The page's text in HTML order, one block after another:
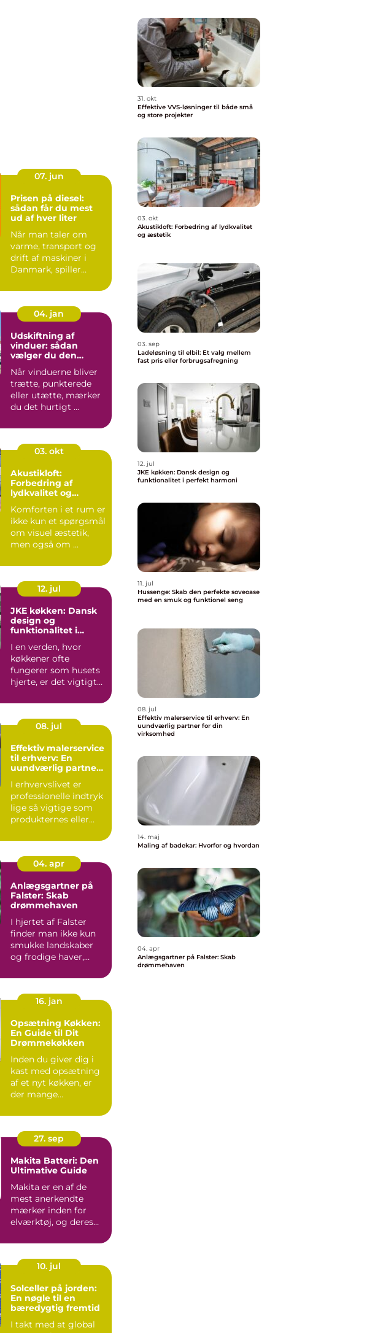
07. jun
Prisen på diesel:
sådan får du mest
ud af hver liter
Når man taler om
varme, transport og
drift af maskiner i
Danmark, spiller
For ...
04. jan
Udskiftning af
vinduer: sådan
vælger du den
Når vinduerne bliver
trætte, punkterede
eller utætte, mærker
du det hurtigt ...
03. okt
Akustikloft:
Forbedring af
lydkvalitet og
Komforten i et rum er
ikke kun et spørgsmål
om visuel æstetik,
men også om ...
12. jul
JKE køkken: Dansk
design og
funktionalitet i
I en verden, hvor
køkkener ofte
fungerer som husets
hjerte, er det vigtigt
08. jul
Effektiv malerservice
til erhverv: En
uundværlig partner
I erhvervslivet er
professionelle indtryk
lige så vigtige som
produkternes eller
04. apr
Anlægsgartner på
Falster: Skab
drømmehaven
I hjertet af Falster
finder man ikke kun
smukke landskaber
og frodige haver,
16. jan
Opsætning Køkken:
En Guide til Dit
Drømmekøkken
Inden du giver dig i
kast med opsætning
af et nyt køkken, er
der mange
27. sep
Makita Batteri: Den
Ultimative Guide
Makita er en af de
mest anerkendte
mærker inden for
elværktøj, og deres
10. jul
Solceller på jorden:
En nøgle til en
bæredygtig fremtid
I takt med at global
31. okt
Effektive VVS-løsninger til både små
og store projekter
03. okt
Akustikloft: Forbedring af lydkvalitet
og æstetik
03. sep
Ladeløsning til elbil: Et valg mellem
fast pris eller forbrugsafregning
12. jul
JKE køkken: Dansk design og
funktionalitet i perfekt harmoni
11. jul
Hussenge: Skab den perfekte soveoase
med en smuk og funktionel seng
08. jul
Effektiv malerservice til erhverv: En
uundværlig partner for din
virksomhed
14. maj
Maling af badekar: Hvorfor og hvordan
04. apr
Anlægsgartner på Falster: Skab
drømmehaven